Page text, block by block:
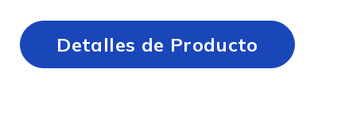
Detalles de Producto